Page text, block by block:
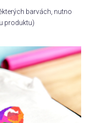
barvách, nutno
produktu)